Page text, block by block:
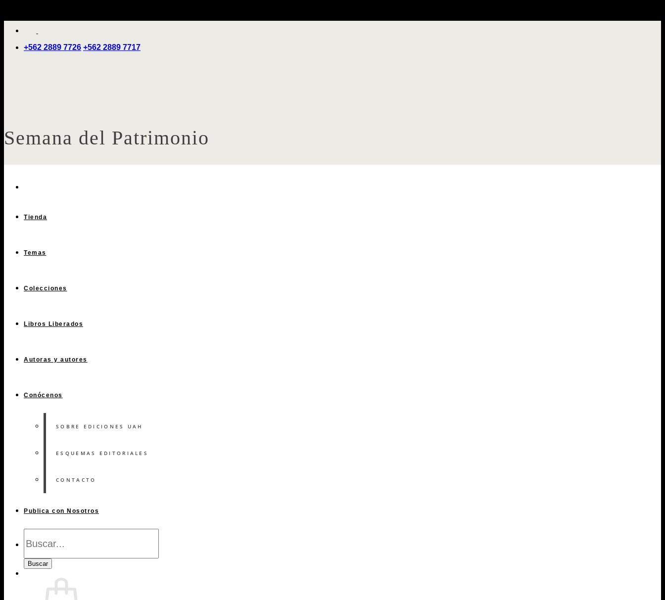
+562 2889 7726 +562 2889 7717
Tienda
Temas
Colecciones
Libros Liberados
Autoras y autores
Conócenos
SOBRE EDICIONES UAH
ESQUEMAS EDITORIALES
CONTACTO
Publica con Nosotros
de
Buscar
Semana del Patrimonio